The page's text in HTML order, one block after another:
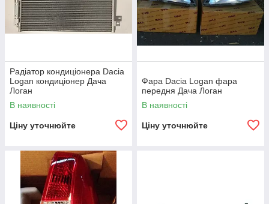
Радіатор кондиціонера Dacia
Logan кондиціонер Дача
Логан
В наявності
Ціну уточнюйте
Фара Dacia Logan фара
передня Дача Логан
В наявності
Ціну уточнюйте